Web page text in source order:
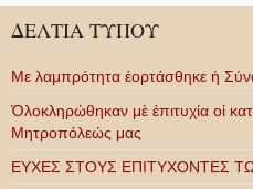
ΔΕΛΤΙΑ ΤΥΠΟΥ
Με λαμπρότητα ἑορτάσθηκε ἡ
Ὁλοκληρώθηκαν μὲ ἐπιτυχία οἱ
Μητροπόλεώς μας
ΕΥΧΕΣ ΣΤΟΥΣ ΕΠΙΤΥΧΟΝΤΕΣ